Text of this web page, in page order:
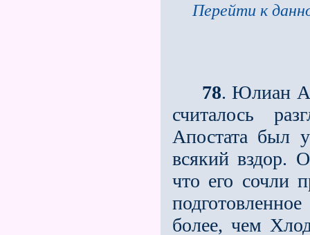
Перейти к
78. Юлиан
считалось
Апостата был
всякий вздор.
что его сочли
более, чем